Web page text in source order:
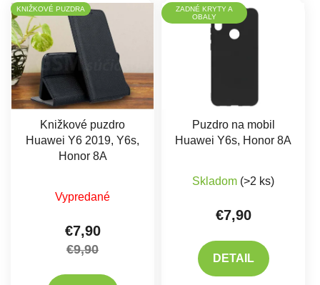
KNIŽKOVÉ PUZDRA
Knižkové puzdro
Huawei Y6 2019, Y6s,
Honor 8A
Priemerné hodnotenie produktu je 4,7 z 5
Vypredané
€7,90
€9,90
ZADNÉ KRYTY A
OBALY
Puzdro na mobil
Huawei Y6s, Honor 8A
Skladom (>2 ks)
€7,90
DETAIL